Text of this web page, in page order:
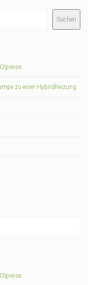
Suchen
zu einer Hybridheizung